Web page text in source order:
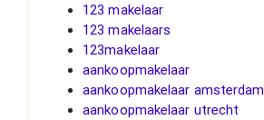
123 makelaar
123 makelaars
123makelaar
aankoopmakelaar
aankoopmakelaar amsterdam
aankoopmakelaar utrecht